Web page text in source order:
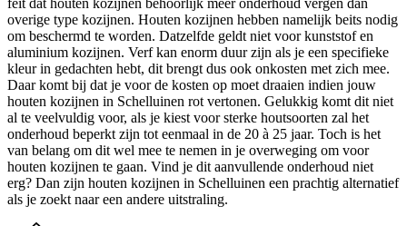
feit dat houten kozijnen behoorlijk meer onderhoud vergen dan
overige type kozijnen. Houten kozijnen hebben namelijk beits nodig
om beschermd te worden. Datzelfde geldt niet voor kunststof en
aluminium kozijnen. Verf kan enorm duur zijn als je een specifieke
kleur in gedachten hebt, dit brengt dus ook onkosten met zich mee.
Daar komt bij dat je voor de kosten op moet draaien indien jouw
houten kozijnen in Schelluinen rot vertonen. Gelukkig komt dit niet
al te veelvuldig voor, als je kiest voor sterke houtsoorten zal het
onderhoud beperkt zijn tot eenmaal in de 20 à 25 jaar. Toch is het
van belang om dit wel mee te nemen in je overweging om voor
houten kozijnen te gaan. Vind je dit aanvullende onderhoud niet
erg? Dan zijn houten kozijnen in Schelluinen een prachtig alternatief
als je zoekt naar een andere uitstraling.